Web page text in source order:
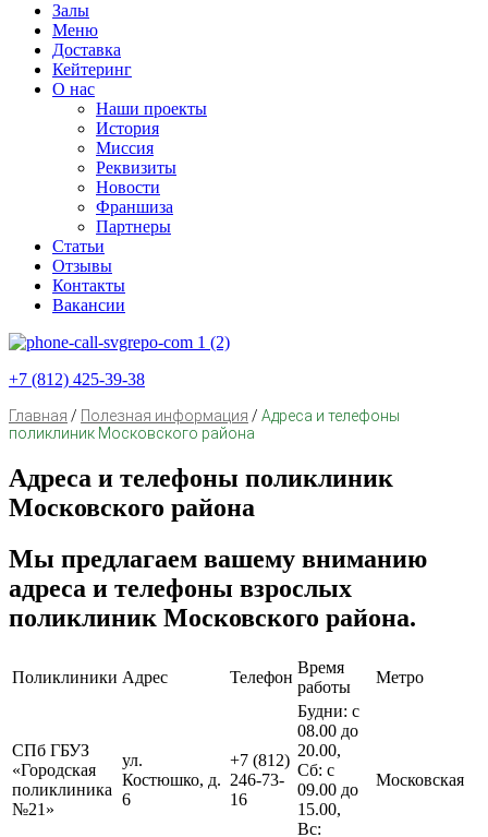
Залы
Меню
Доставка
Кейтеринг
О нас
Наши проекты
История
Миссия
Реквизиты
Новости
Франшиза
Партнеры
Статьи
Отзывы
Контакты
Вакансии
+7 (812) 425-39-38
Главная / Полезная информация / Адреса и телефоны
поликлиник Московского района
Адреса и телефоны поликлиник
Московского района
Мы предлагаем вашему вниманию
адреса и телефоны взрослых
поликлиник Московского района.
Поликлиники Адрес Телефон
Время
работы
Метро
СПб ГБУЗ
«Городская
поликлиника
№21»
ул.
Костюшко, д.
6
+7 (812)
246-73-
16
Будни: с
08.00 до
20.00,
Сб: с
09.00 до
15.00,
Вс:
Московская